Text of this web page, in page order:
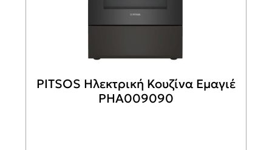
PITSOS Ηλεκτρική Κουζίνα Εμαγιέ
PHA009090